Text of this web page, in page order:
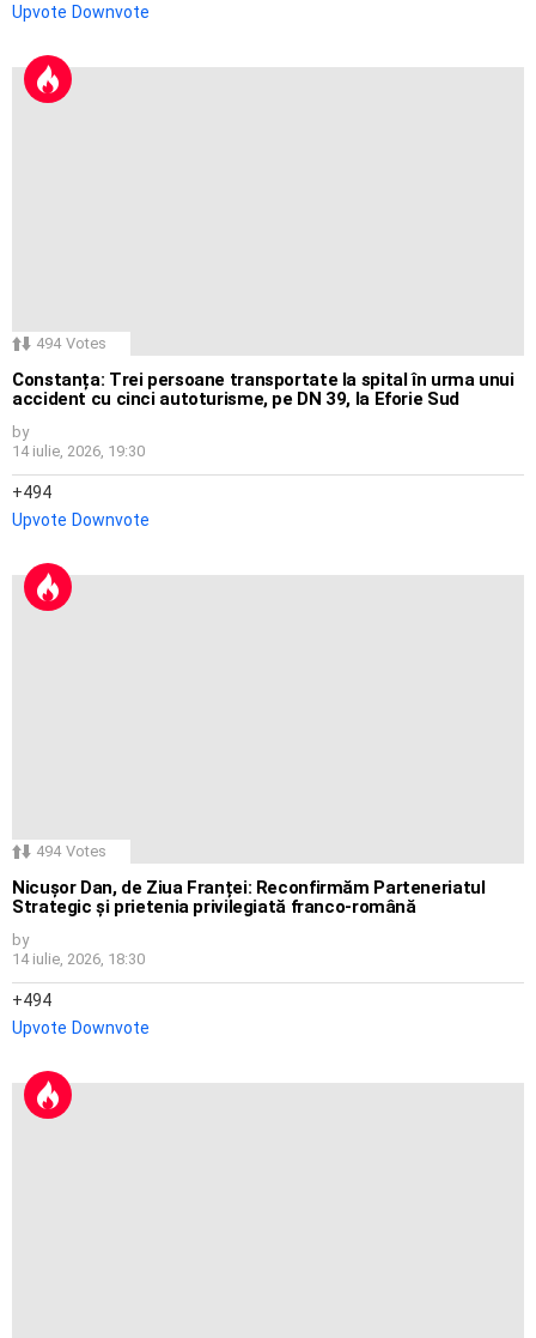
Upvote Downvote
494 Votes
Constanța: Trei persoane transportate la spital în urma unui
accident cu cinci autoturisme, pe DN 39, la Eforie Sud
by
14 iulie, 2026, 19:30
494
Upvote Downvote
494 Votes
Nicușor Dan, de Ziua Franței: Reconfirmăm Parteneriatul
Strategic și prietenia privilegiată franco-română
by
14 iulie, 2026, 18:30
494
Upvote Downvote